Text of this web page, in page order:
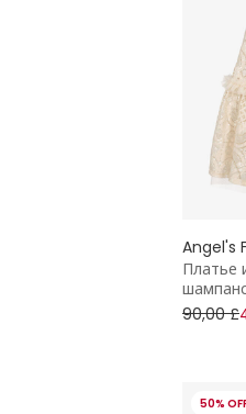
Angel's
Платье
90,00 £
50%